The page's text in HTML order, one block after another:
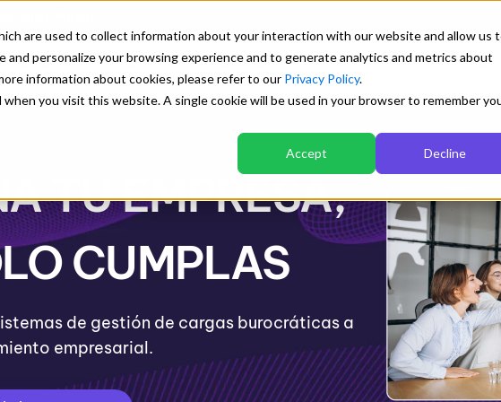
are used to collect information about your interaction with our website and allow us
personalize your browsing experience and to generate analytics and metrics about
information about cookies, please refer to our Privacy Policy.
you visit this website. A single cookie will be used in your browser to remember
Accept Decline
Transforma tu gestión
Soluciones
Orden documental centralizado y
Control automático de versiones
Cuantificación de
y descargas
Trazabilidad y control de cambios
Industrias
transporte
Testimonios Precios Blog
Blog con artículos de interés
Una biblioteca preparada para aprender sobre
los sistemas de gestión empresarial
TU EMPRESA,
CUMPLAS
de gestión de cargas burocráticas a
empresarial.